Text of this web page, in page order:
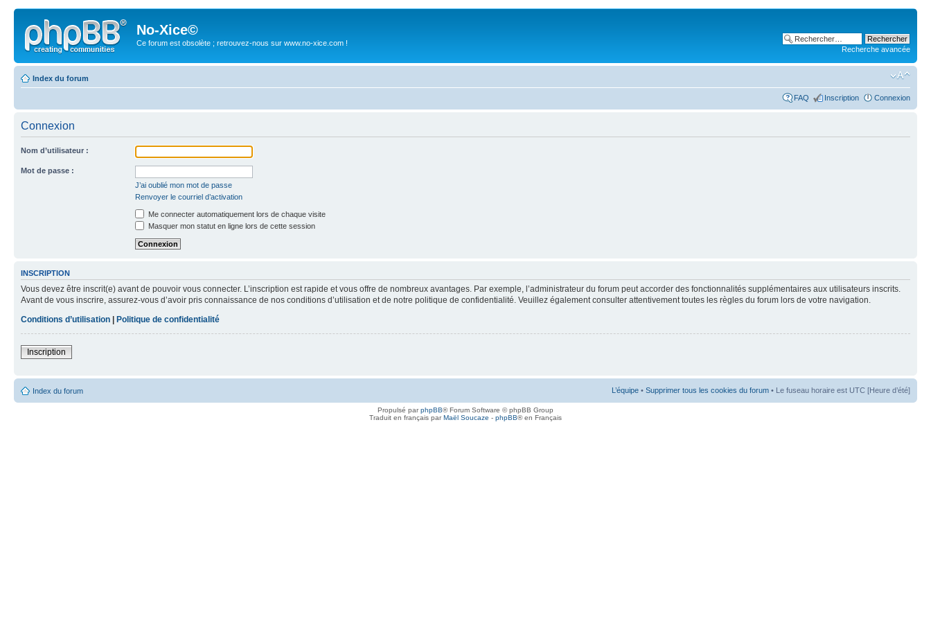
No-Xice©
Ce forum est obsolète ; retrouvez-nous sur www.no-xice.com !
Recherche avancée
Index du forum
FAQ Inscription Connexion
Connexion
Nom d’utilisateur :
Mot de passe :
J’ai oublié mon mot de passe
Renvoyer le courriel d’activation
Me connecter automatiquement lors de chaque visite
Masquer mon statut en ligne lors de cette session
INSCRIPTION
Vous devez être inscrit(e) avant de pouvoir vous connecter. L’inscription est rapide et vous offre de nombreux avantages. Par exemple, l’administrateur du forum peut accorder des fonctionnalités supplémentaires aux utilisateurs inscrits.
Avant de vous inscrire, assurez-vous d’avoir pris connaissance de nos conditions d’utilisation et de notre politique de confidentialité. Veuillez également consulter attentivement toutes les règles du forum lors de votre navigation.
Conditions d’utilisation
Politique de confidentialité
Inscription
Index du forum L’équipe • Supprimer tous les cookies du forum • Le fuseau horaire est UTC [Heure d’été]
Propulsé parphpBB® Forum Software © phpBB Group
Traduit en français parMaël Soucaze - phpBB® en Français